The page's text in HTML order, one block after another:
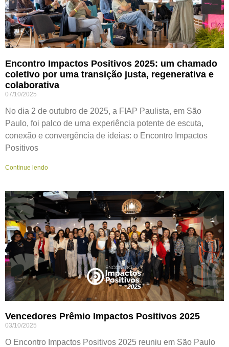
Encontro Impactos Positivos 2025: um chamado
coletivo por uma transição justa, regenerativa e
colaborativa
07/10/2025
No dia 2 de outubro de 2025, a FIAP Paulista, em São
Paulo, foi palco de uma experiência potente de escuta,
conexão e convergência de ideias: o Encontro Impactos
Positivos
Continue lendo
Vencedores Prêmio Impactos Positivos 2025
03/10/2025
O Encontro Impactos Positivos 2025 reuniu em São Paulo